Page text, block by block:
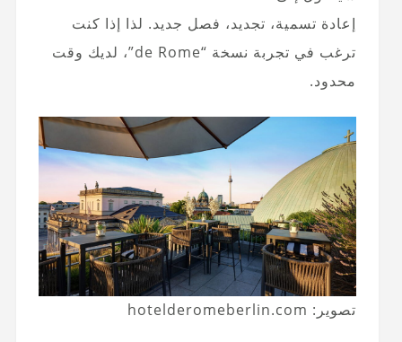
إعادة تسمية، تجديد، فصل جديد. لذا إذا كنت
ترغب في تجربة نسخة “de Rome”، لديك وقت
محدود.
تصوير: hotelderomeberlin.com